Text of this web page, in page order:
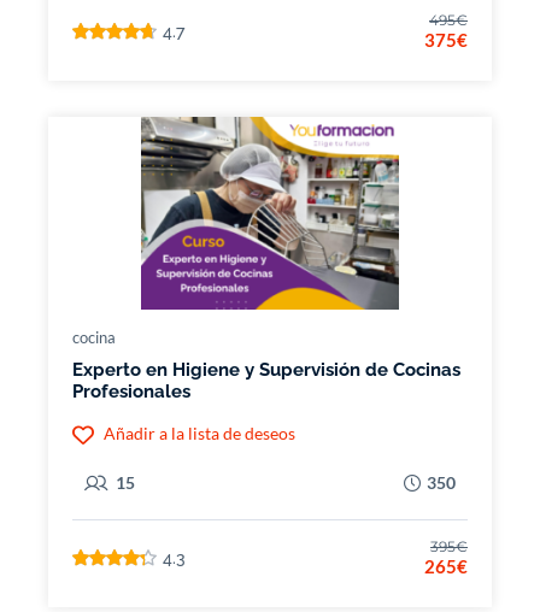
4.7
495€
375€
cocina
Experto en Higiene y Supervisión de Cocinas
Profesionales
Añadir a la lista de deseos
15 350
4.3
395€
265€